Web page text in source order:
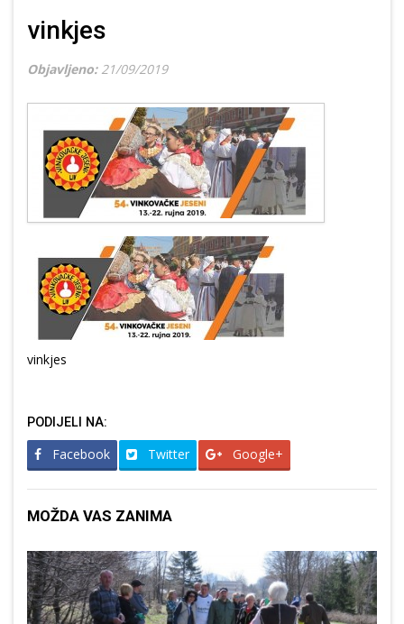
vinkjes
Objavljeno: 21/09/2019
vinkjes
PODIJELI NA:
Facebook Twitter Google+
MOŽDA VAS ZANIMA